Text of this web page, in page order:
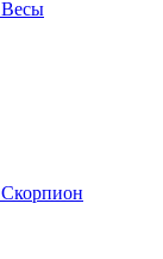
Весы
Скорпион